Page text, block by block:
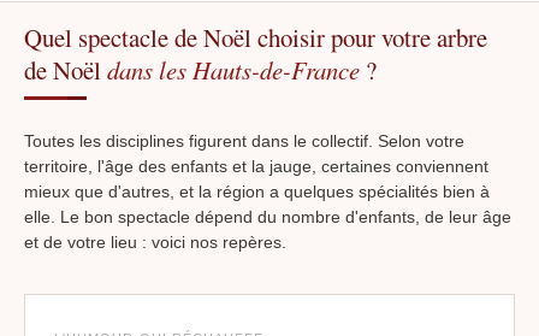
Quel spectacle de Noël choisir pour votre arbre
de Noëldans les Hauts-de-France ?
Toutes les disciplines figurent dans le collectif. Selon votre
territoire, l'âge des enfants et la jauge, certaines conviennent
mieux que d'autres, et la région a quelques spécialités bien à
elle. Le bon spectacle dépend du nombre d'enfants, de leur âge
et de votre lieu : voici nos repères.